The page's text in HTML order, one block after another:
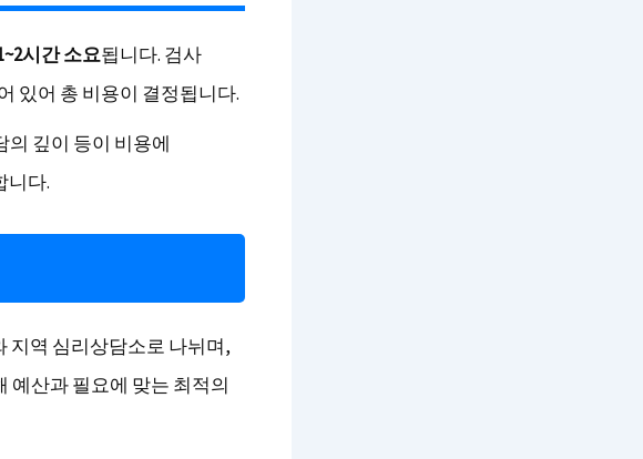
시간 소요됩니다. 검사
있어 총 비용이 결정됩니다.
의 깊이 등이 비용에
니다.
지역 심리상담소로 나뉘며,
예산과 필요에 맞는 최적의